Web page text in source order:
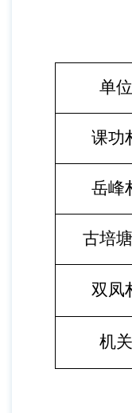
单位
课功
岳峰
古培
双凤
机关